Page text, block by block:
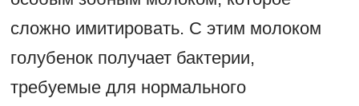
сложно имитировать. С этим молоком
голубенок получает бактерии,
требуемые для нормального